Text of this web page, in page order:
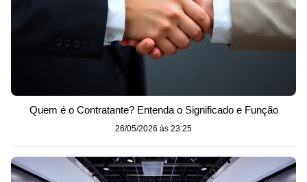
Quem é o Contratante? Entenda o Significado e Função
26/05/2026 às 23:25